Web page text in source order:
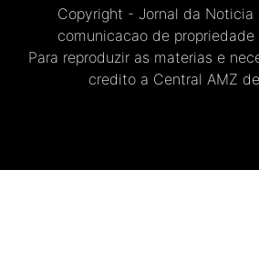
Copyright - Jornal da Noticia
comunicacao de
Para reproduzir as materias e
credito a Central AMZ